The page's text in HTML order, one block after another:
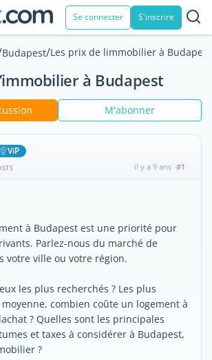
Se connecter S'inscrire
Budapest/Les prix de limmobilier à Budapest
à Budapest
M'abonner
ViP
il y a 9 ans #1
à Budapest est une priorité pour
Parlez-nous du marché de
votre ville ou votre région.
les plus recherchés ? Les plus
combien coûte un logement à
? Quelles sont les principales
et taxes à considérer à Budapest,
?